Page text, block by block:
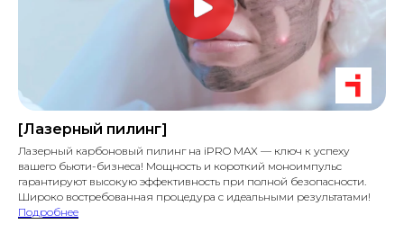
[Лазерный пилинг]
Лазерный карбоновый пилинг на iPRO MAX — ключ к успеху
вашего бьюти-бизнеса! Мощность и короткий моноимпульс
гарантируют высокую эффективность при полной безопасности.
Широко востребованная процедура с идеальными результатами!
Подробнее